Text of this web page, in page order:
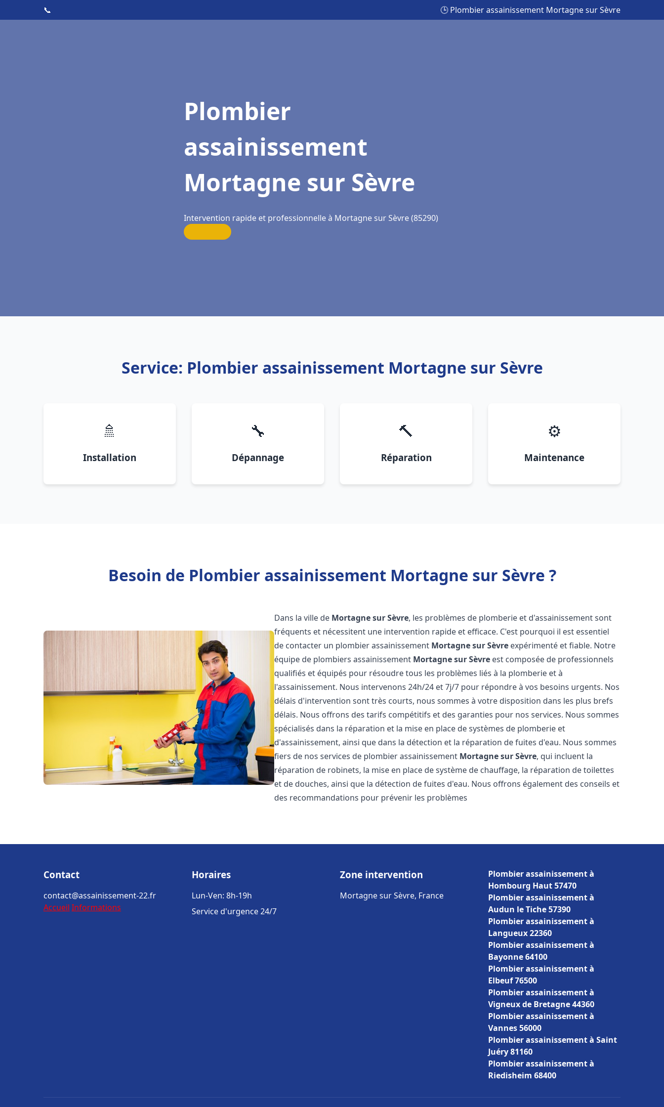
📞 🕒 Plombier assainissement Mortagne sur Sèvre
Plombier
assainissement
Mortagne sur Sèvre
Intervention rapide et professionnelle à Mortagne sur Sèvre (85290)
Service: Plombier assainissement Mortagne sur Sèvre
🚿
Installation
🔧
Dépannage
🔨
Réparation
⚙️
Maintenance
Besoin de Plombier assainissement Mortagne sur Sèvre ?
Dans la ville de Mortagne sur Sèvre, les problèmes de plomberie et d'assainissement sont
fréquents et nécessitent une intervention rapide et efficace. C'est pourquoi il est essentiel
de contacter un plombier assainissement Mortagne sur Sèvre expérimenté et fiable. Notre
équipe de plombiers assainissement Mortagne sur Sèvre est composée de professionnels
qualifiés et équipés pour résoudre tous les problèmes liés à la plomberie et à
l'assainissement. Nous intervenons 24h/24 et 7j/7 pour répondre à vos besoins urgents. Nos
délais d'intervention sont très courts, nous sommes à votre disposition dans les plus brefs
délais. Nous offrons des tarifs compétitifs et des garanties pour nos services. Nous sommes
spécialisés dans la réparation et la mise en place de systèmes de plomberie et
d'assainissement, ainsi que dans la détection et la réparation de fuites d'eau. Nous sommes
fiers de nos services de plombier assainissement Mortagne sur Sèvre, qui incluent la
réparation de robinets, la mise en place de système de chauffage, la réparation de toilettes
et de douches, ainsi que la détection de fuites d'eau. Nous offrons également des conseils et
des recommandations pour prévenir les problèmes
Contact
contact@assainissement-22.fr
Accueil Informations
Horaires
Lun-Ven: 8h-19h
Service d'urgence 24/7
Zone intervention
Mortagne sur Sèvre, France
Plombier assainissement à
Hombourg Haut 57470
Plombier assainissement à
Audun le Tiche 57390
Plombier assainissement à
Langueux 22360
Plombier assainissement à
Bayonne 64100
Plombier assainissement à
Elbeuf 76500
Plombier assainissement à
Vigneux de Bretagne 44360
Plombier assainissement à
Vannes 56000
Plombier assainissement à Saint
Juéry 81160
Plombier assainissement à
Riedisheim 68400